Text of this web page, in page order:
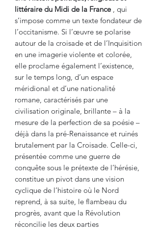
littéraire du Midi de la France, qui
s’impose comme un texte fondateur de
l’occitanisme. Si l’œuvre se polarise
autour de la croisade et de l’Inquisition
en une imagerie violente et colorée,
elle proclame également l’existence,
sur le temps long, d’un espace
méridional et d’une nationalité
romane, caractérisés par une
civilisation originale, brillante – à la
mesure de la perfection de sa poésie –
déjà dans la pré-Renaissance et ruinés
brutalement par la Croisade. Celle-ci,
présentée comme une guerre de
conquête sous le prétexte de l’hérésie,
constitue un pivot dans une vision
cyclique de l’histoire où le Nord
reprend, à sa suite, le flambeau du
progrès, avant que la Révolution
réconcilie les deux parties